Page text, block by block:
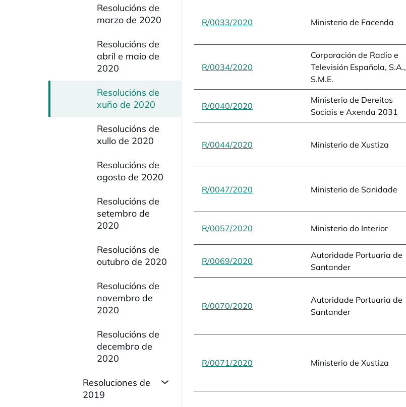
Resolucións de
marzo de 2020
Resolucións de
abril e maio de
2020
Resolucións de
xuño de 2020
Resolucións de
xullo de 2020
Resolucións de
agosto de 2020
Resolucións de
setembro de
2020
Resolucións de
outubro de 2020
Resolucións de
novembro de
2020
Resolucións de
decembro de
2020
Resoluciones de
2019
R/0033/2020 opens in a new tabMinisterio de Facenda
R/0034/2020 opens in a new tab
Corporación de Radio e
Televisión Española, S.A.,
S.M.E.
R/0040/2020 opens in a new tab
Ministerio de Dereitos
Sociais e Axenda 2031
R/0044/2020 opens in a new tabMinisterio de Xustiza
R/0047/2020 opens in a new tabMinisterio de Sanidade
R/0057/2020 opens in a new tabMinisterio do Interior
R/0069/2020 opens in a new tab
Autoridade Portuaria de
Santander
R/0070/2020 opens in a new tab
Autoridade Portuaria de
Santander
R/0071/2020 opens in a new tabMinisterio de Xustiza